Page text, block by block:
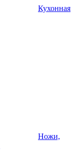
Кухонная
Ножи,